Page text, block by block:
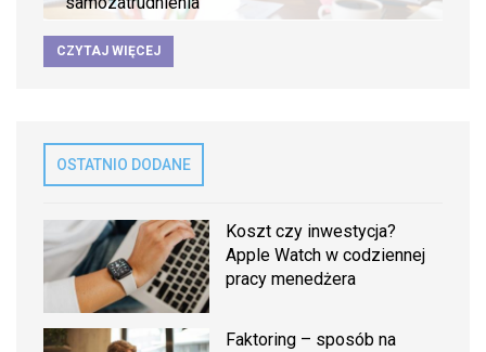
CZYTAJ WIĘCEJ
OSTATNIO DODANE
Koszt czy inwestycja?
Apple Watch w codziennej
pracy menedżera
Faktoring – sposób na